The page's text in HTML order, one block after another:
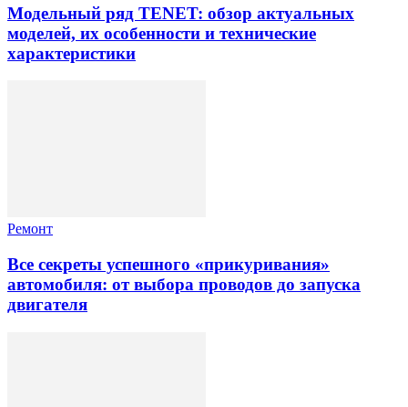
Модельный ряд TENET: обзор актуальных
моделей, их особенности и технические
характеристики
Ремонт
Все секреты успешного «прикуривания»
автомобиля: от выбора проводов до запуска
двигателя